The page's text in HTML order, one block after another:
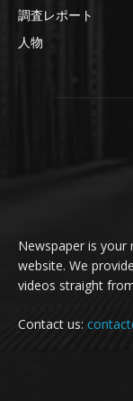
調査レポート
人物
Newspaper is
website. We
videos straight
Contact us: